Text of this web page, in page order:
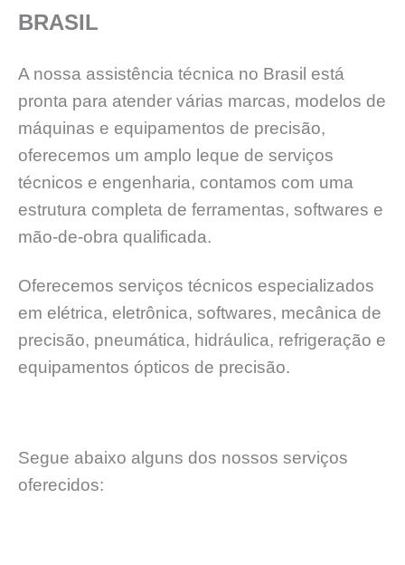
BRASIL
A nossa assistência técnica no Brasil está
pronta para atender várias marcas, modelos de
máquinas e equipamentos de precisão,
oferecemos um amplo leque de serviços
técnicos e engenharia, contamos com uma
estrutura completa de ferramentas, softwares e
mão-de-obra qualificada.
Oferecemos serviços técnicos especializados
em elétrica, eletrônica, softwares, mecânica de
precisão, pneumática, hidráulica, refrigeração e
equipamentos ópticos de precisão.
Segue abaixo alguns dos nossos serviços
oferecidos: